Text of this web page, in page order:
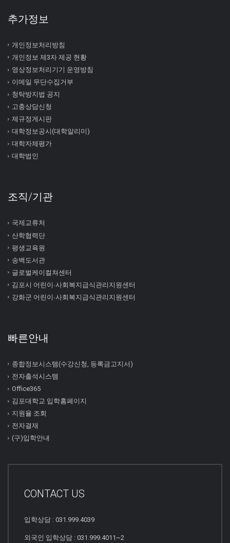
추가정보
개인정보처리방침
개인정보 제3자 제공 현황
영상정보처리기기 운영방침
이메일 무단수집거부
청탁방지법 공지
고충상담신청
제규정게시판
대학정보공시(대학알리미)
대학자체평가
대학법인
조직/기관
국제교류처
산학협력단
평생교육원
송백도서관
글로벌케이컬쳐센터
김포시 어린이∙사회복지급식관리지원센터
강화군 어린이∙사회복지급식관리지원센터
빠른안내
종합정보시스템(수강신청, 등록금고지서)
전자출석시스템
Office365
김포대학교 입학홈페이지
지원율 조회
전자결재
(구)입학안내
CONTACT US
입학상담 : 031.999.4039
외국인 입학상담 : 031.999.4011~2